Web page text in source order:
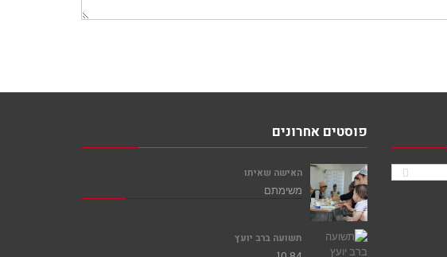
פוסטים אחרונים
האישה שאיתו
משימתם
תשועה ברב יועץ